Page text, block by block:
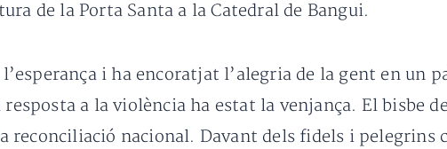
de la Porta Santa a la Catedral de Bangui.
i ha encoratjat l’alegria de la gent en un
a la violència ha estat la venjança. El bisbe
nacional. Davant dels fidels i pelegrins